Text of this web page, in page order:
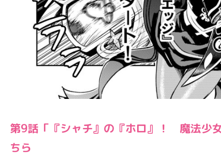
第9話「『シャチ』の『ホロ』！ 魔法少
ちら